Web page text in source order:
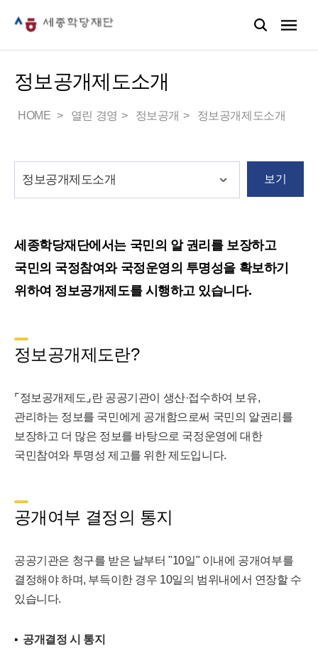
정보공개제도소개
HOME 열린 경영 정보공개 정보공개제도소개
보기
세종학당재단에서는 국민의 알 권리를 보장하고
국민의 국정참여와 국정운영의 투명성을 확보하기
위하여 정보공개제도를 시행하고 있습니다.
정보공개제도란?
⌜정보공개제도⌟란 공공기관이 생산·접수하여 보유,
관리하는 정보를 국민에게 공개함으로써 국민의 알권리를
보장하고 더 많은 정보를 바탕으로 국정운영에 대한
국민참여와 투명성 제고를 위한 제도입니다.
공개여부 결정의 통지
공공기관은 청구를 받은 날부터 "10일" 이내에 공개여부를
결정해야 하며, 부득이한 경우 10일의 범위내에서 연장할 수
있습니다.
공개결정 시 통지